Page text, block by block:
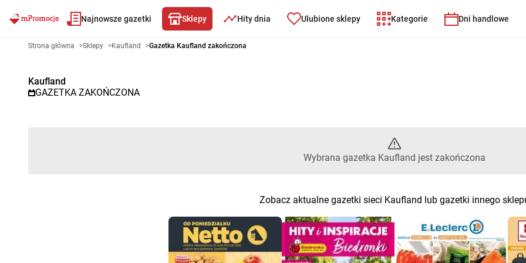
Najnowsze gazetki Sklepy Hity dnia Ulubione sklepy Kategorie Dni handlowe
Gazetka promocyjna Kaufland – Wybrana gazetka Kaufland jest
Strona główna >Sklepy >Kaufland >Gazetka Kaufland zakończona
Kaufland
GAZETKA ZAKOŃCZONA
Wybrana gazetka Kaufland jest zakończona
Zobacz aktualne gazetki sieci Kaufland lub gazetki innego